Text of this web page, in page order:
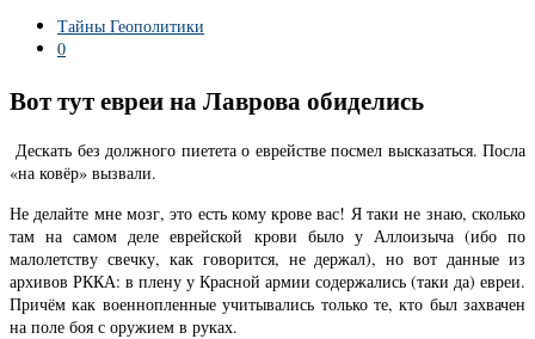
Тайны Геополитики
0
Вот тут евреи на Лаврова обиделись
Дескать без должного пиетета о еврействе посмел высказаться. Посла
«на ковёр» вызвали.
Не делайте мне мозг, это есть кому крове вас! Я таки не знаю, сколько
там на самом деле еврейской крови было у Аллоизыча (ибо по
малолетству свечку, как говорится, не держал), но вот данные из
архивов РККА: в плену у Красной армии содержались (таки да) евреи.
Причём как военнопленные учитывались только те, кто был захвачен
на поле боя с оружием в руках.